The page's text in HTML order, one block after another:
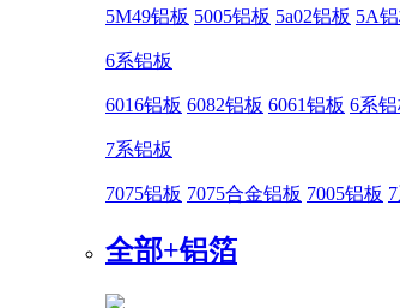
5M49铝板 5005铝板 5a02铝板 5A
6系铝板
6016铝板 6082铝板 6061铝板 6系
7系铝板
7075铝板 7075合金铝板 7005铝板
全部+铝箔